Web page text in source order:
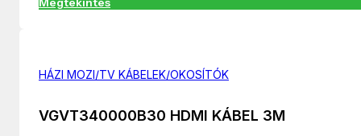
HÁZI MOZI/TV KÁBELEK/OKOSÍTÓK
VGVT340000B30 HDMI KÁBEL 3M